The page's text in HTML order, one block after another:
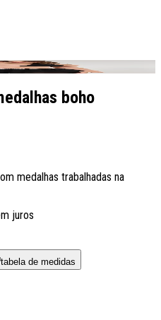
boho
medalhas trabalhadas na
juros
tabela de medidas